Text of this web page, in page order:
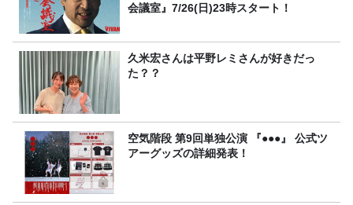
会議室』7/26(日)23時スタート！
久米宏さんは平野レミさんが好きだっ
た？？
空気階段 第9回単独公演 『●●●』 公式ツ
アーグッズの詳細発表！